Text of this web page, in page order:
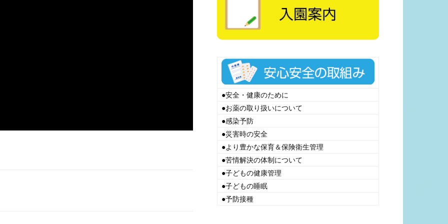
●安全・健康のために
●お薬の取り扱いについて
●感染予防
●災害時の安全
●より豊かな保育＆保険衛生管理
●苦情解決の体制について
●子どもの健康管理
●子どもの睡眠
●予防接種